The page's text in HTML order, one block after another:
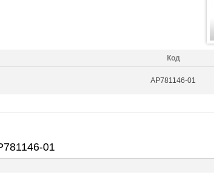
Код
AP781146-01
01